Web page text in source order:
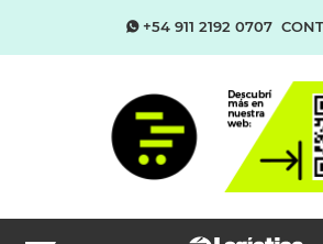
+54 911 2192 0707